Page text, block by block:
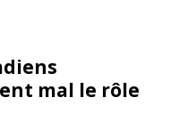
mal le rôle